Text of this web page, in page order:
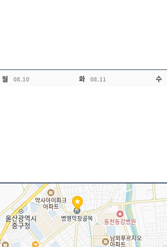
월 08.10 화 08.11 수